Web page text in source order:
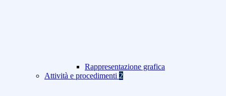
Rappresentazione grafica
Attività e procedimenti 2